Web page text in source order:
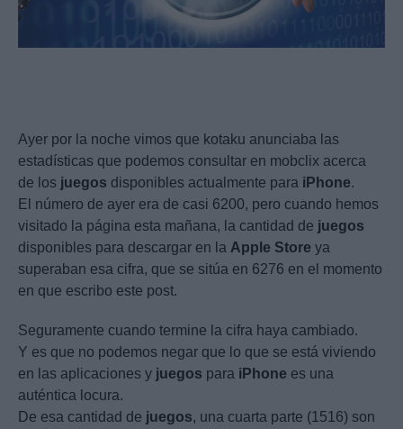
Ayer por la noche vimos que kotaku anunciaba las
estadísticas que podemos consultar en mobclix acerca
de los juegos disponibles actualmente para iPhone.
El número de ayer era de casi 6200, pero cuando hemos
visitado la página esta mañana, la cantidad de juegos
disponibles para descargar en la Apple Store ya
superaban esa cifra, que se sitúa en 6276 en el momento
en que escribo este post.
Seguramente cuando termine la cifra haya cambiado.
Y es que no podemos negar que lo que se está viviendo
en las aplicaciones y juegos para iPhone es una
auténtica locura.
De esa cantidad de juegos, una cuarta parte (1516) son